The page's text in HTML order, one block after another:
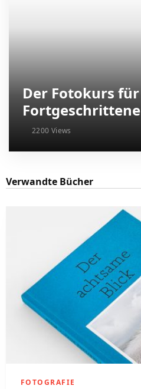
Der Fotokurs für
Fortgeschrittene
2200 Views
Verwandte Bücher
FOTOGRAFIE